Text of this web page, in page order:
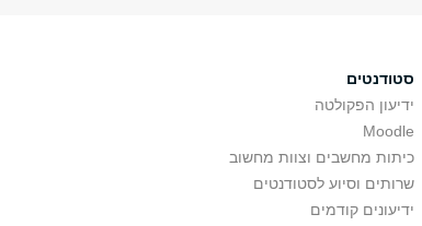
סטודנטים
ידיעון הפקולטה
Moodle
כיתות מחשבים וצוות מחשוב
שרותים וסיוע לסטודנטים
ידיעונים קודמים